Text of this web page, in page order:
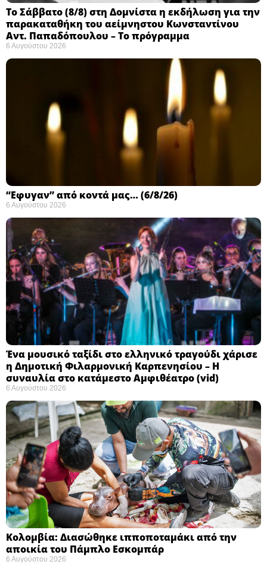
Το Σάββατο (8/8) στη Δομνίστα η εκδήλωση για την
παρακαταθήκη του αείμνηστου Κωνσταντίνου
Αντ. Παπαδόπουλου – Το πρόγραμμα
6 Αυγούστου 2026
“Εφυγαν” από κοντά μας… (6/8/26)
6 Αυγούστου 2026
Ένα μουσικό ταξίδι στο ελληνικό τραγούδι χάρισε
η Δημοτική Φιλαρμονική Καρπενησίου – Η
συναυλία στο κατάμεστο Αμφιθέατρο (vid)
6 Αυγούστου 2026
Κολομβία: Διασώθηκε ιπποποταμάκι από την
αποικία του Πάμπλο Εσκομπάρ ​
6 Αυγούστου 2026